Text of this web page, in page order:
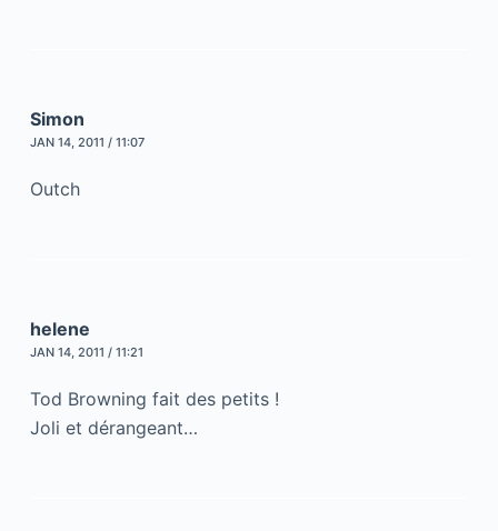
Simon
JAN 14, 2011 / 11:07
Outch
helene
JAN 14, 2011 / 11:21
Tod Browning fait des petits !
Joli et dérangeant…